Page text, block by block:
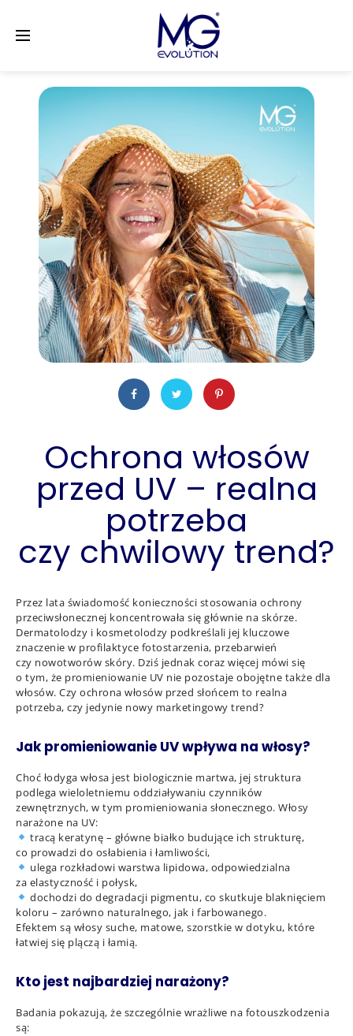
Ochrona włosów
przed UV – realna
potrzeba
czy chwilowy trend?
Przez lata świadomość konieczności stosowania ochrony
przeciwsłonecznej koncentrowała się głównie na skórze.
Dermatolodzy i kosmetolodzy podkreślali jej kluczowe
znaczenie w profilaktyce fotostarzenia, przebarwień
czy nowotworów skóry. Dziś jednak coraz więcej mówi się
o tym, że promieniowanie UV nie pozostaje obojętne także dla
włosów. Czy ochrona włosów przed słońcem to realna
potrzeba, czy jedynie nowy marketingowy trend?
Jak promieniowanie UV wpływa na włosy?
Choć łodyga włosa jest biologicznie martwa, jej struktura
podlega wieloletniemu oddziaływaniu czynników
zewnętrznych, w tym promieniowania słonecznego. Włosy
narażone na UV:
tracą keratynę – główne białko budujące ich strukturę,
co prowadzi do osłabienia i łamliwości,
ulega rozkładowi warstwa lipidowa, odpowiedzialna
za elastyczność i połysk,
dochodzi do degradacji pigmentu, co skutkuje blaknięciem
koloru – zarówno naturalnego, jak i farbowanego.
Efektem są włosy suche, matowe, szorstkie w dotyku, które
łatwiej się plączą i łamią.
Kto jest najbardziej narażony?
Badania pokazują, że szczególnie wrażliwe na fotouszkodzenia
są: